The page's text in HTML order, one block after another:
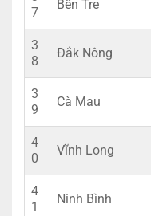
7
Bến Tre
3
8
Đắk Nông
3
9
Cà Mau
4
0
Vĩnh Long
4
1
Ninh Bình